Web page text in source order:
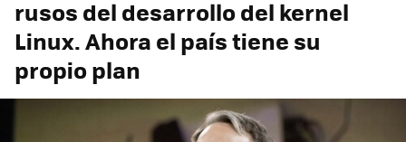
rusos del desarrollo del kernel
Linux. Ahora el país tiene su
propio plan